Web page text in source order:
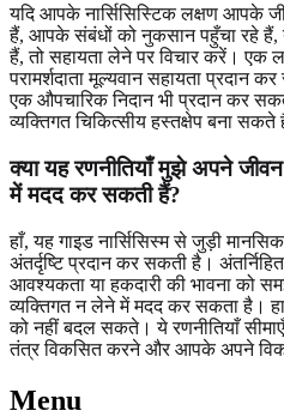
यदि आपके नार्सिसिस्टिक लक्षण आपके
हैं, आपके संबंधों को नुकसान पहुँचा रहे हैं,
हैं, तो सहायता लेने पर विचार करें। एक
परामर्शदाता मूल्यवान सहायता
एक औपचारिक निदान भी प्रदान कर
व्यक्तिगत चिकित्सीय हस्तक्षेप बना सकते
क्या यह रणनीतियाँ मुझे अपने
में मदद कर सकती हैं?
हाँ, यह गाइड नार्सिसिस्म से जुड़ी
अंतर्दृष्टि प्रदान कर सकती है।
आवश्यकता या हकदारी की भावना को
व्यक्तिगत न लेने में मदद कर सकता है।
को नहीं बदल सकते। ये रणनीतियाँ
तंत्र विकसित करने और आपके अपने
Menu